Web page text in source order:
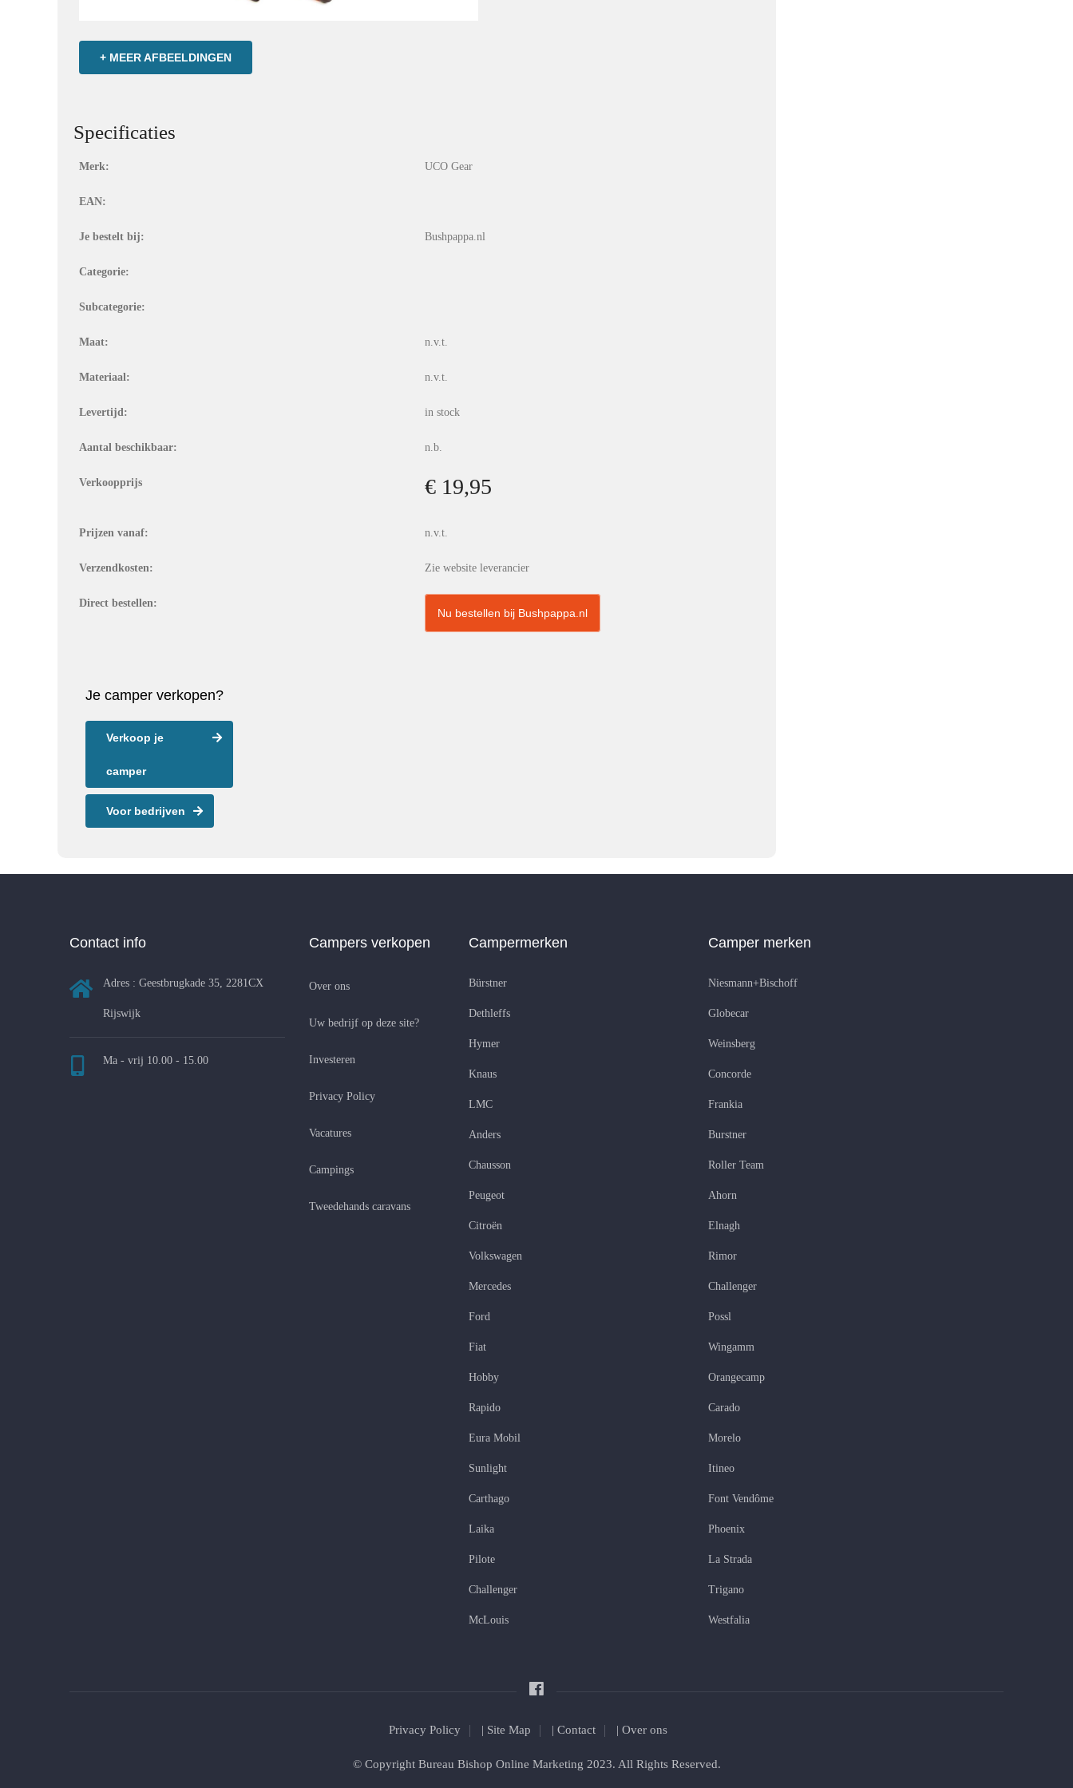
+ MEER AFBEELDINGEN
Specificaties
Merk: UCO Gear
EAN:
Je bestelt bij: Bushpappa.nl
Categorie:
Subcategorie:
Maat: n.v.t.
Materiaal: n.v.t.
Levertijd: in stock
Aantal beschikbaar: n.b.
Verkoopprijs € 19,95
Prijzen vanaf: n.v.t.
Verzendkosten: Zie website leverancier
Direct bestellen:
Nu bestellen bij Bushpappa.nl
Je camper verkopen?
Verkoop je
camper
Voor bedrijven
Contact info
Adres : Geestbrugkade 35, 2281CX
Rijswijk
Ma - vrij 10.00 - 15.00
Campers verkopen
Over ons
Uw bedrijf op deze site?
Investeren
Privacy Policy
Vacatures
Campings
Tweedehands caravans
Campermerken
Bürstner
Dethleffs
Hymer
Knaus
LMC
Anders
Chausson
Peugeot
Citroën
Volkswagen
Mercedes
Ford
Fiat
Hobby
Rapido
Eura Mobil
Sunlight
Carthago
Laika
Pilote
Challenger
McLouis
Camper merken
Niesmann+Bischoff
Globecar
Weinsberg
Concorde
Frankia
Burstner
Roller Team
Ahorn
Elnagh
Rimor
Challenger
Possl
Wingamm
Orangecamp
Carado
Morelo
Itineo
Font Vendôme
Phoenix
La Strada
Trigano
Westfalia
Privacy Policy | Site Map | Contact | Over ons
© Copyright Bureau Bishop Online Marketing 2023. All Rights Reserved.